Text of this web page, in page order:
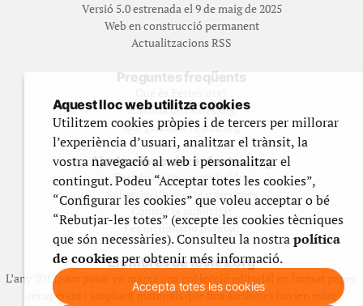
Versió 5.0 estrenada el 9 de maig de 2025
Web en construcció permanent
Actualitzacions RSS
Preguntes freqüents
Història de Festes.org
Qui gestiona Festes.org
Ajuda a fer créixer festes.org
Feste’n editor/contribuidor
Subscriu-t’hi/Feste’n mecenes
Contracta publicitat
Fes un donatiu puntual
Els llibres de festes.org
L’any 2012 vam posar en marxa una col·lecció editorial en format paper,
recuperant i ampliant materials que fins aleshores havien estat
Aquest lloc web utilitza cookies
Utilitzem cookies pròpies i de tercers per millorar
l’experiència d’usuari, analitzar el trànsit, la
vostra navegació al web i personalitzar el
contingut. Podeu “Acceptar totes les cookies”,
“Configurar les cookies” que voleu acceptar o bé
“Rebutjar-les totes” (excepte les cookies tècniques
que són necessàries). Consulteu la nostrapolítica
de cookiesper obtenir més informació.
Accepta totes les cookies